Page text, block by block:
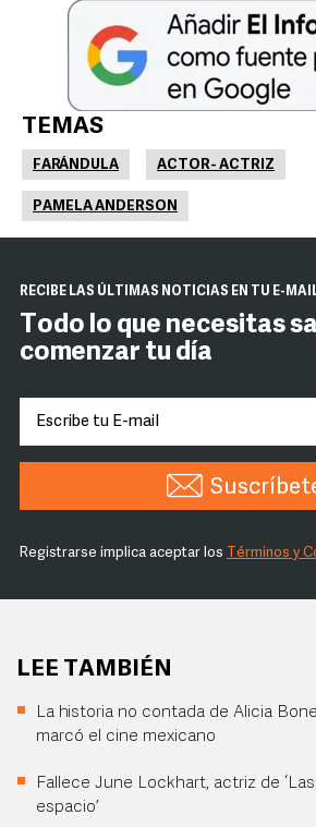
TEMAS
FARÁNDULA ACTOR- ACTRIZ
PAMELA ANDERSON
RECIBE LAS ÚLTIMAS NOTICIAS EN TU E-
Todo lo que necesitas
comenzar tu día
Registrarse implica aceptar los Términos y
LEE TAMBIÉN
La historia no contada de Alicia
marcó el cine mexicano
Fallece June Lockhart, actriz de
espacio’